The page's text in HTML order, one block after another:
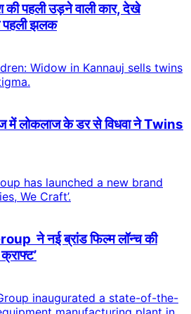
की पहली उड़ने वाली कार, देखे
झलक
में लोकलाज के डर से विधवा ने Twins
ने नई ब्रांड फिल्म लॉन्च की